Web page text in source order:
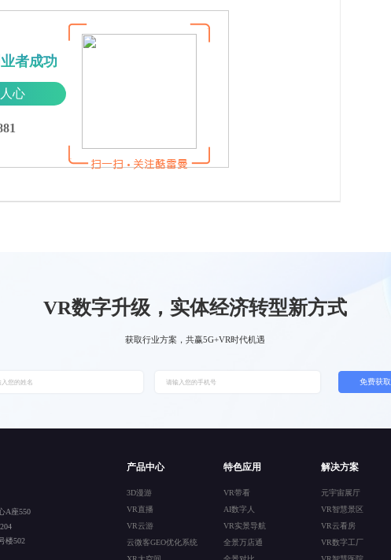
者成功
心
VR数字升级，实体经济转型新方式
获取行业方案，共赢5G+VR时代机遇
免费获取
A座550
楼502
产品中心
3D漫游
VR直播
VR云游
云微客GEO优化系统
特色应用
VR带看
AI数字人
VR实景导航
全景万店通
解决方案
元宇宙展厅
VR智慧景区
VR云看房
VR数字工厂